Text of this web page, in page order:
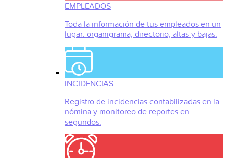
EMPLEADOS
Toda la información de tus empleados en un
lugar: organigrama, directorio, altas y bajas.
INCIDENCIAS
Registro de incidencias contabilizadas en la
nómina y monitoreo de reportes en
segundos.